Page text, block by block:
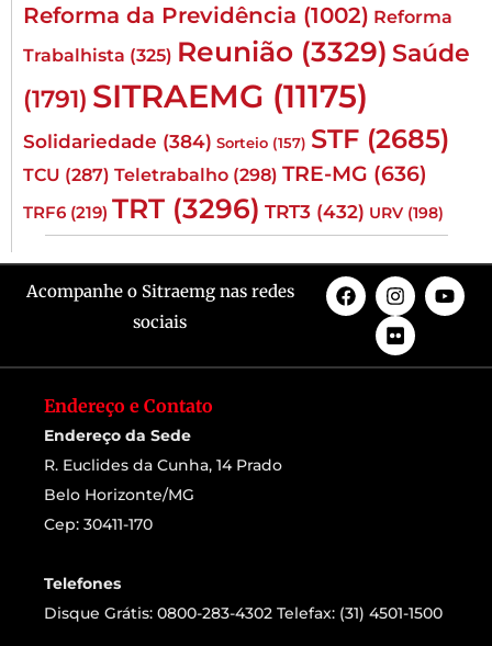
Reforma da Previdência (1002) Reforma
Trabalhista (325) Reunião (3329) Saúde
(1791) SITRAEMG (11175)
Solidariedade (384) Sorteio (157) STF (2685)
TCU (287) Teletrabalho (298) TRE-MG (636)
TRF6 (219) TRT (3296) TRT3 (432) URV (198)
Acompanhe o Sitraemg nas redes
sociais
Endereço e Contato
Endereço da Sede
R. Euclides da Cunha, 14 Prado
Belo Horizonte/MG
Cep: 30411-170
Telefones
Disque Grátis: 0800-283-4302 Telefax: (31) 4501-1500